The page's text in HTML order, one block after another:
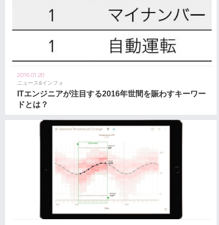
2016.01.20
ニュース&インフォ
ITエンジニアが注目する2016年世間を賑わすキーワー
ドとは？